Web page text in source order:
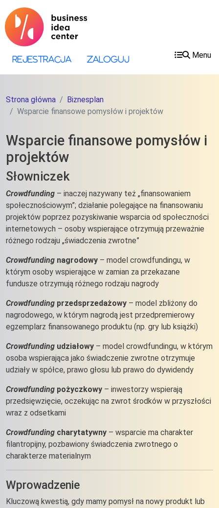
Menu konta użytkownika
Rejestracja Zaloguj Menu
Strona główna
Biznesplan
Wsparcie finansowe pomysłów i projektów
Wsparcie finansowe pomysłów i
projektów
Słowniczek
Crowdfunding – inaczej nazywany też „finansowaniem
społecznościowym”; działanie polegające na finansowaniu
projektów poprzez pozyskiwanie wsparcia od społeczności
internetowych – osoby wspierające otrzymują przeważnie
różnego rodzaju „świadczenia zwrotne”
Crowdfunding nagrodowy – model crowdfundingu, w
którym osoby wspierające w zamian za przekazane
fundusze otrzymują różnego rodzaju nagrody
Crowdfunding przedsprzedażowy – model zbliżony do
nagrodowego, w którym nagrodą jest przedpremierowy
egzemplarz finansowanego produktu (np. gry lub książki)
Crowdfunding udziałowy – model crowdfundingu, w którym
osoba wspierająca jako świadczenie zwrotne otrzymuje
udziały w spółce, prawo głosu lub prawo do dywidendy
Crowdfunding pożyczkowy – inwestorzy wspierają
przedsięwzięcie, oczekując na zwrot środków w przyszłości
wraz z odsetkami
Crowdfunding charytatywny – wsparcie ma charakter
filantropijny, pozbawiony świadczenia zwrotnego o
charakterze materialnym
Wprowadzenie
Kluczową kwestią, gdy mamy pomysł na nowy produkt lub